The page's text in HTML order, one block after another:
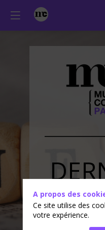
A propos des
Ce site utilise des
votre expérience.